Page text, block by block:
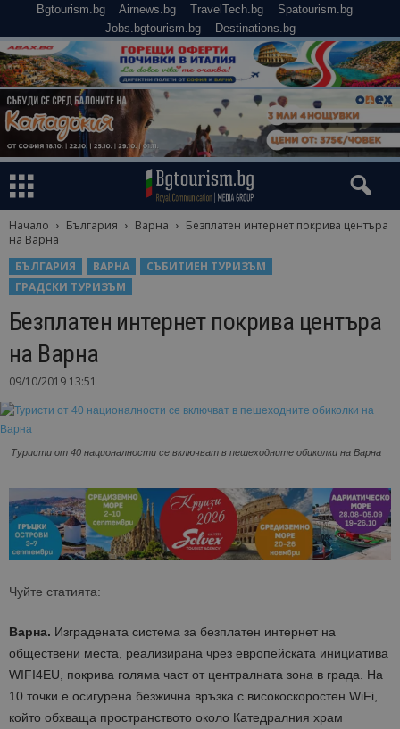
Bgtourism.bg Airnews.bg TravelTech.bg
Spatourism.bg
Jobs.bgtourism.bg
Destinations.bg
Начало България Варна
Безплатен интернет покрива центъра
на Варна
БЪЛГАРИЯ
ВАРНА
СЪБИТИЕН ТУРИЗЪМ
ГРАДСКИ ТУРИЗЪМ
Безплатен интернет покрива центъра
на Варна
09/10/2019 13:51
Туристи от 40 националности се включват в пешеходните обиколки на Варна
Чуйте статията:
Варна. Изградената система за безплатен интернет на
обществени места, реализирана чрез европейската инициатива
WIFI4EU, покрива голяма част от централната зона в града. На
10 точки е осигурена безжична връзка с високоскоростен WiFi,
който обхваща пространството около Катедралния храм